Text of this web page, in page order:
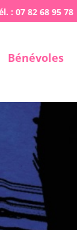
Bénévoles